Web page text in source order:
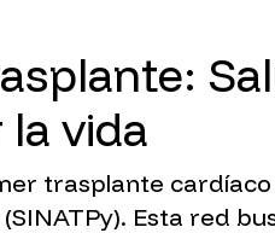
vida
trasplante
Esta red